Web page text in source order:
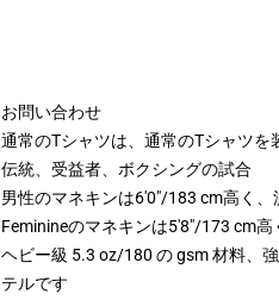
お問い合わせ
通常のTシャツは、通常のTシャツを
伝統、受益者、ボクシングの試合
男性のマネキンは6'0"/183 cm高く、
Feminineのマネキンは5'8"/173 cm
ヘビー級 5.3 oz/180 の gsm 材料、
テルです